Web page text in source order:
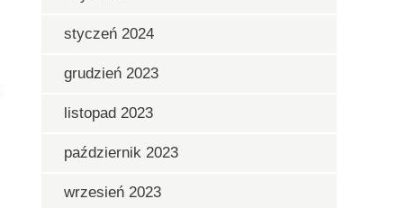
styczeń 2024
grudzień 2023
listopad 2023
październik 2023
wrzesień 2023